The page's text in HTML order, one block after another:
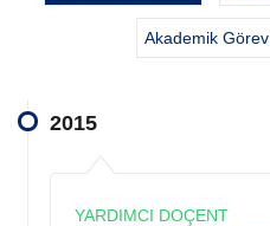
Akademik Görev
2015
YARDIMCI DOÇENT